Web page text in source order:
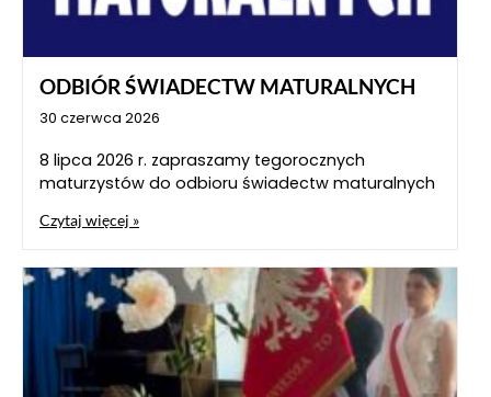
ODBIÓR ŚWIADECTW MATURALNYCH
30 czerwca 2026
8 lipca 2026 r. zapraszamy tegorocznych
maturzystów do odbioru świadectw maturalnych
Czytaj więcej »